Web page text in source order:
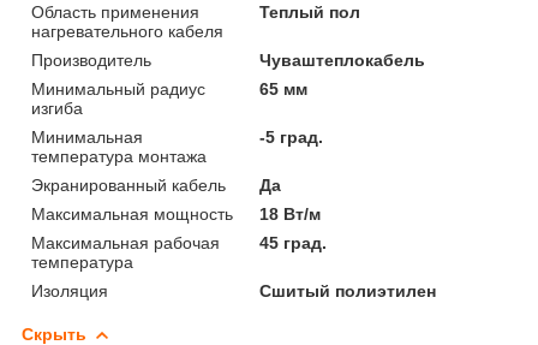
Область применения
нагревательного кабеля
Теплый пол
Производитель
Чуваштеплокабель
Минимальный радиус
изгиба
65 мм
Минимальная
температура монтажа
-5 град.
Экранированный кабель
Да
Максимальная мощность
18 Вт/м
Максимальная рабочая
температура
45 град.
Изоляция Сшитый полиэтилен
Скрыть